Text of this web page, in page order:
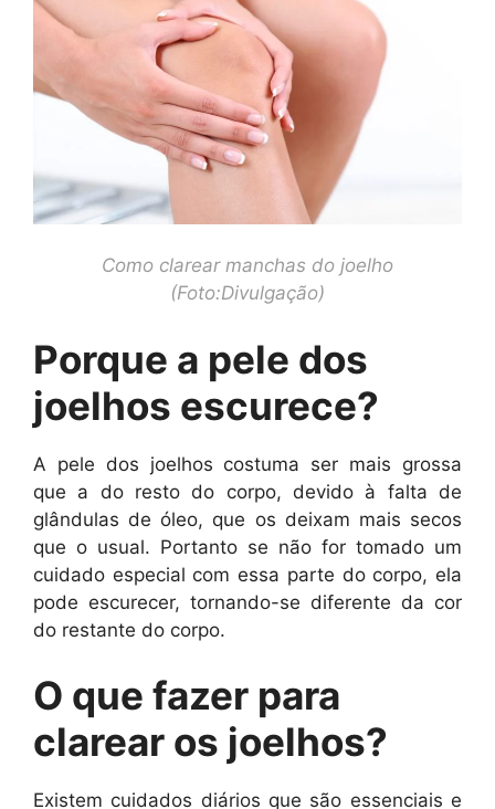
Como clarear manchas do joelho
(Foto:Divulgação)
Porque a pele dos
joelhos escurece?
A pele dos joelhos costuma ser mais grossa
que a do resto do corpo, devido à falta de
glândulas de óleo, que os deixam mais secos
que o usual. Portanto se não for tomado um
cuidado especial com essa parte do corpo, ela
pode escurecer, tornando-se diferente da cor
do restante do corpo.
O que fazer para
clarear os joelhos?
Existem cuidados diários que são essenciais e